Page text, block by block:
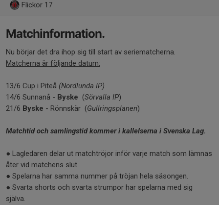
Flickor 17
Matchinformation.
Nu börjar det dra ihop sig till start av seriematcherna.
Matcherna är följande datum:
13/6 Cup i Piteå (Nordlunda IP)
14/6 Sunnanå - Byske (Sörvalla IP)
21/6 Byske - Rönnskär (Gullringsplanen)
Matchtid och samlingstid kommer i kallelserna i Svenska Lag.
● Lagledaren delar ut matchtröjor inför varje match som lämnas
åter vid matchens slut.
● Spelarna har samma nummer på tröjan hela säsongen.
● Svarta shorts och svarta strumpor har spelarna med sig
själva.